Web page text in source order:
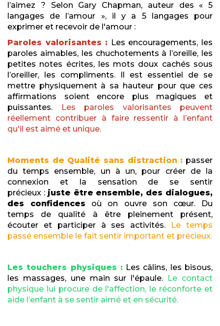
l’aimez ? Selon Gary Chapman, auteur des « 5
langages de l’amour », il y a 5 langages pour
exprimer et recevoir de l'amour :
Paroles valorisantes : Les encouragements, les
paroles aimables, les chuchotements à l’oreille, les
petites notes écrites, les mots doux cachés sous
l’oreiller, les compliments. Il est essentiel de se
mettre physiquement à sa hauteur pour que ces
affirmations soient encore plus magiques et
puissantes.
Les paroles valorisantes peuvent
réellement contribuer à faire ressentir à l’enfant
qu'il est aimé et unique.
Moments de Qualité sans distraction : passer
du temps ensemble, un à un, pour créer de la
connexion et la sensation de se sentir
précieux : juste être ensemble, des dialogues,
des confidences où on ouvre son cœur. Du
temps de qualité à être pleinement présent,
écouter et participer à ses activités. Le temps
passé ensemble le fait sentir important et précieux.
Les touchers physiques : Les câlins, les bisous,
les massages, une main sur l'épaule.
Le contact
physique lui procure de l'affection, le réconforte et
aide l’enfant à se sentir aimé et en sécurité.